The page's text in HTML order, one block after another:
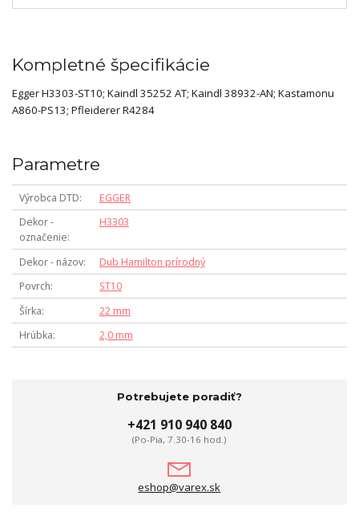
Kompletné špecifikácie
Egger H3303-ST10; Kaindl 35252 AT; Kaindl 38932-AN; Kastamonu
A860-PS13; Pfleiderer R4284
Parametre
Výrobca DTD
EGGER
Dekor -
označenie
H3303
Dekor - názov
Dub Hamilton prírodný
Povrch
ST10
Šírka
22 mm
Hrúbka
2,0 mm
Potrebujete poradiť?
+421 910 940 840
(Po-Pia, 7.30-16 hod.)
eshop@varex.sk